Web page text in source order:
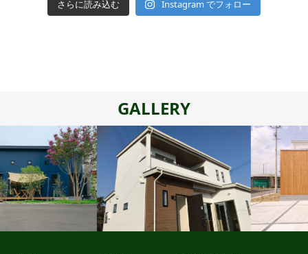
さらに読み込む Instagram でフォロー
GALLERY
スタイルデ
ザイン